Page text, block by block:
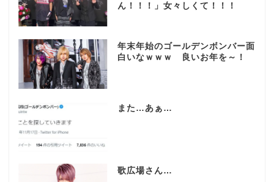
ん！！！」女々しくて！！！
年末年始のゴールデンボンバー面
白いなｗｗｗ 良いお年を～！
また…あぁ…
歌広場さん…